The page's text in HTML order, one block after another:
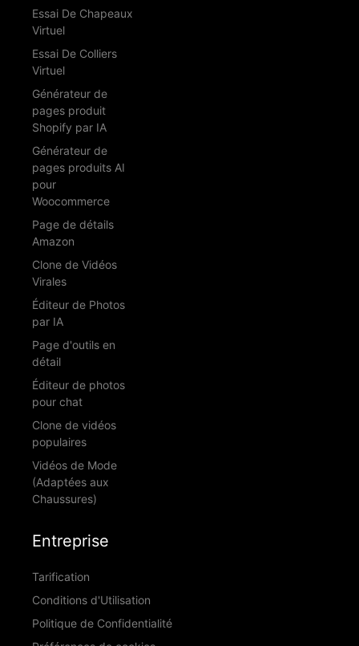
Essai De Chapeaux
Virtuel
Essai De Colliers
Virtuel
Générateur de
pages produit
Shopify par IA
Générateur de
pages produits AI
pour
Woocommerce
Page de détails
Amazon
Clone de Vidéos
Virales
Éditeur de Photos
par IA
Page d'outils en
détail
Éditeur de photos
pour chat
Clone de vidéos
populaires
Vidéos de Mode
(Adaptées aux
Chaussures)
Entreprise
Tarification
Conditions d'Utilisation
Politique de Confidentialité